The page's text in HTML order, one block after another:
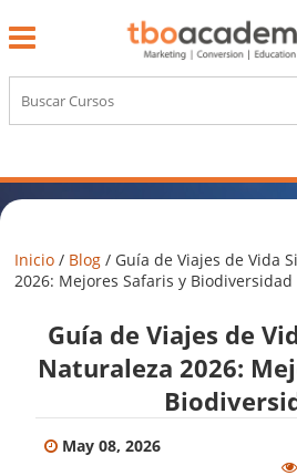
Inicio / Blog / Guía de Viajes de Vida
2026: Mejores Safaris y Biodiversidad
Guía de Viajes de
Naturaleza 2026:
May 08, 2026